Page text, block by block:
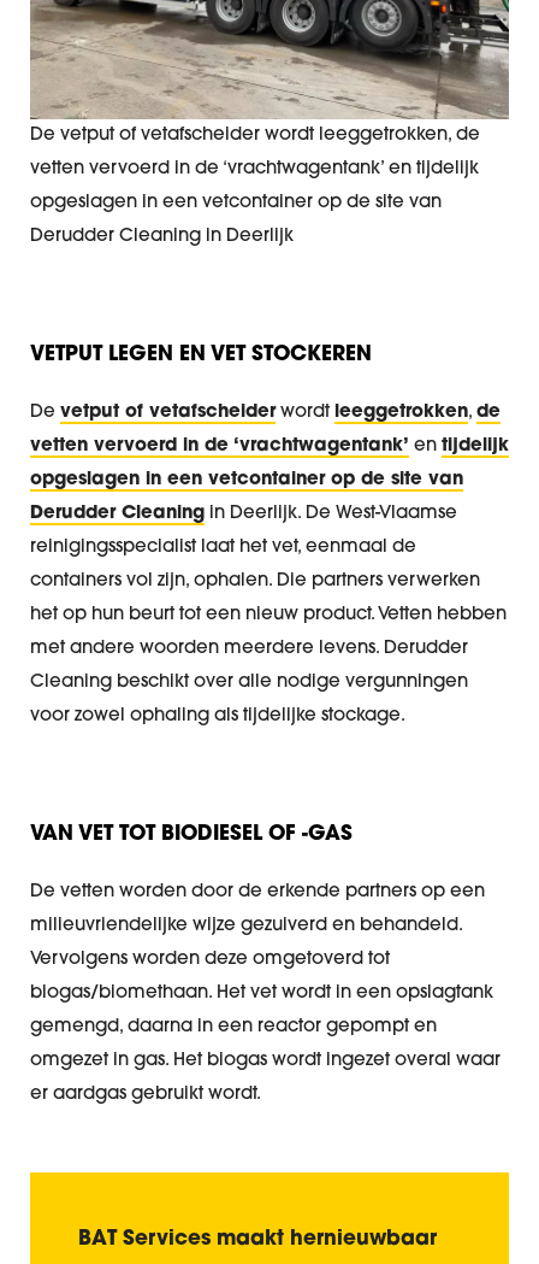
De vetput of vetafscheider wordt leeggetrokken, de
vetten vervoerd in de ‘vrachtwagentank’ en tijdelijk
opgeslagen in een vetcontainer op de site van
Derudder Cleaning in Deerlijk
VETPUT LEGEN EN VET STOCKEREN
De vetput of vetafscheiderwordt leeggetrokken, de
vetten vervoerd in de ‘vrachtwagentank’ en tijdelijk
opgeslagen in een vetcontainer op de site van
Derudder Cleaning in Deerlijk. De West-Vlaamse
reinigingsspecialist laat het vet, eenmaal de
containers vol zijn, ophalen. Die partners verwerken
het op hun beurt tot een nieuw product. Vetten hebben
met andere woorden meerdere levens. Derudder
Cleaning beschikt over alle nodige vergunningen
voor zowel ophaling als tijdelijke stockage.
VAN VET TOT BIODIESEL OF -GAS
De vetten worden door de erkende partners op een
milieuvriendelijke wijze gezuiverd en behandeld.
Vervolgens worden deze omgetoverd tot
biogas/biomethaan. Het vet wordt in een opslagtank
gemengd, daarna in een reactor gepompt en
omgezet in gas. Het biogas wordt ingezet overal waar
er aardgas gebruikt wordt.
BAT Services maakt hernieuwbaar